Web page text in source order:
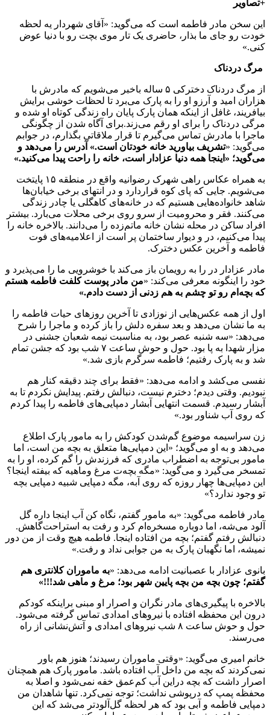
+تصاویر
این سخن مادر فاطمه است که می‌گوید: «آقای شهردار یه لحظه
خودت رو جای ما بذار، حاضری یک تار موی بچت رو با دنیا عوض
کنی.»
مرگ دردناک
از مرگ دردناک دخترکی ۵ ساله باخبر می‌‌شویم که مادرش با
هزاران امید و آرزو او را به پارک می‌برد تا لحظات خوشی برایش
بیافریند، غافل از اینکه همان پارک پایان راه زندگی کوتاه او شده و
مرگی دردناک را برای او رقم می‌زند.برای آگاه شدن از چگونگی
ماجرا با مادرش تماس می‌گیرم تا قرار ملاقاتی بگذارم، در جوابم
می‌گوید: «تشریف بیاورید خانه خودتان است.» آدرس را می‌دهد و
می‌گوید؛ «اینجا همه دنیا عزادار است، خانه را راحت پیدا می‌کنید.»
به همراه عکاس راهی شهرک رضوانیه واقع در منطقه ۱۵ پایتخت
می‌شویم. جایی که پای کوه قراردارد و در انتهای برخی خیابان‌ها
شاهد خانواده‌هایی هستیم که در خانه‌های کاهگلی یا چادر زندگی
می‌کنند. فقر و محرومیت از سرو روی برخی محلات می‌بارد. بیشتر
افراد ساکن در محله نشان خانه ماتم‌زده را می‌دانند. بالاخره خانه را
پیدا می‌کنیم، در و دیوار ساختمان پر است از اعلامیه‌های فوت
فاطمه و آخرین عکس دخترک.
مادر عزادار در را به رویمان باز می‌کند با خوشرویی ما را می‌پذیرد و
خود را اینگونه معرفی می‌کند: «من مادر پوست کلفت فاطمه هستم
که بچه‌ام رو تو چشم به هم زدنی از دست دادم.»
اول از همه عکس‌هایی از نوزادی تا آخرین روزهای حیات فاطمه را
به ما نشان می‌دهد و بعد سفره دلش را باز کرده و ماجرا را شرح
می‌دهد: «سه شنبه عصر بود، به مناسبت نیمه شعبان جشنی در
مزار شهدا به پا بود. حول و حوش ساعت ۷ شب بود که جشن تمام
شد و به پارک رفتیم؛ فاطمه سرگرم بازی شد.»
نفسی می‌کشد و ادامه می‌دهد: «فقط برای چند دقیقه کنار هم
نبودیم. وقتی دیدم؛ دخترم نیست، دنبالش رفتم. پیدایش نکردم تا به
آبشار رسیدم. قسمت انتهایی آبشار دمپایی‌های فاطمه را پیدا کردم
که روی آب شناور بود.»
زن سراسیمه موضوع گم‌شدن کودکش را به مامور پارک اطلاع
می‌دهد و به او می‌گوید؛ «این دمپایی‌ها متعلق به بچه من است، اما
مامور بی‌توجه به اضطراب مادری که فرزندش را گم کرده، او را به
تمسخر می‌گیرد و می‌گوید: «مگه بچه‌ت مرغ وماهیه که بیفته اینجا؟
این دمپایی‌ها چهار روزه که روی آبه، مگه دمپایی شبیه دمپایی بچه
تو وجود ندارد؟»
مادر فاطمه می‌گوید: «به مامور گفتم، نگاه کن آب اینجا داره گل
آلود می‌شه، اما دوباره مسخره‌ام کرد و رفت به استراحت‌گاهش.
دنبالش رفتم گفتم؛ بچه من افتاده اینجا. فاطمه هیچ وقت از من دور
نمیشه، اما نگهبان پارک به من جوابی نداد و رفت.»
بانوی عزادار با عصبانیت ادامه می‌دهد: «به ماموران کلانتری هم
گفتم؛ چون بچه من بچه پایین شهر بود؛ مرغ و ماهی شد!!!»
بالاخره با پیگیری‌های مادر نگران و اصرار او مبنی براینکه کودکم
درون این محفظه افتاده با نیروهای امدادی تماس گرفته می‌شود.
حول و حوش ساعت ۸ شب نیروهای امدادی و آتش‌نشانی از راه
می‌رسند.
خانم امیری می‌گوید: «وقتی ماموران رسیدند؛ هنوز هم باور
نمی‌کردند که بچه من داخل آب افتاده باشد. مامور پارک هم همچنان
اصرار داشت که بچه دراین آب کم‌عمق خفه نمی‌شود و اصلا به
محفظه پمپ که درپوشی نداشت؛ توجه نمی‌کرد. تنها شاهدان من
دمپایی فاطمه و آبی بود که هر لحظه گل‌آلود‌تر می‌شد که این